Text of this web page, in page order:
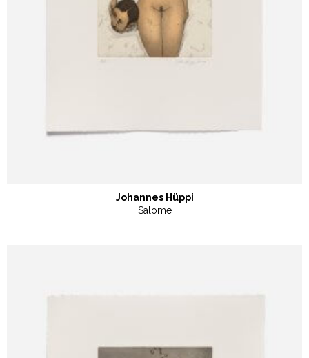
Johannes Hüppi
Salome